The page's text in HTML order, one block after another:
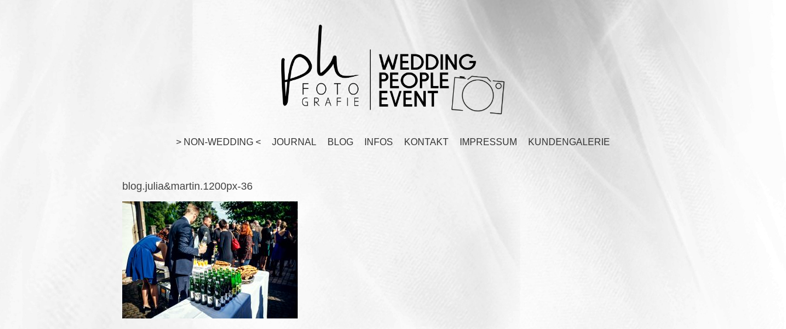
> NON-WEDDING < JOURNAL BLOG INFOS KONTAKT IMPRESSUM KUNDENGALERIE
blog.julia&martin.1200px-36